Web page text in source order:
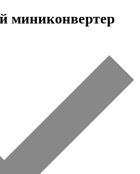
миниконвертер